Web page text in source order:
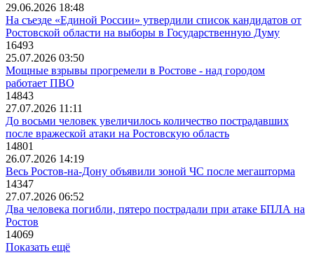
29.06.2026 18:48
На съезде «Единой России» утвердили список кандидатов от
Ростовской области на выборы в Государственную Думу
16493
25.07.2026 03:50
Мощные взрывы прогремели в Ростове - над городом
работает ПВО
14843
27.07.2026 11:11
До восьми человек увеличилось количество пострадавших
после вражеской атаки на Ростовскую область
14801
26.07.2026 14:19
Весь Ростов-на-Дону объявили зоной ЧС после мегашторма
14347
27.07.2026 06:52
Два человека погибли, пятеро пострадали при атаке БПЛА на
Ростов
14069
Показать ещё